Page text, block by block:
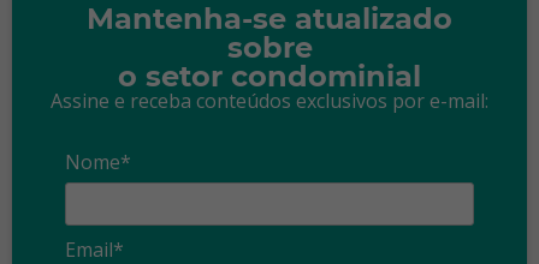
Mantenha-se atualizado
sobre
o setor condominial
Assine e receba conteúdos exclusivos por e-mail:
Nome*
Email*